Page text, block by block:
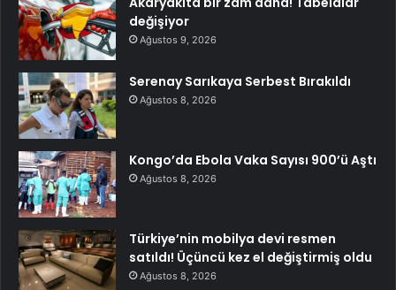
değişiyor
Ağustos 9, 2026
Serenay Sarıkaya Serbest Bırakıldı
Ağustos 8, 2026
Kongo’da Ebola Vaka Sayısı 900’ü Aştı
Ağustos 8, 2026
Türkiye’nin mobilya devi resmen
satıldı! Üçüncü kez el değiştirmiş oldu
Ağustos 8, 2026